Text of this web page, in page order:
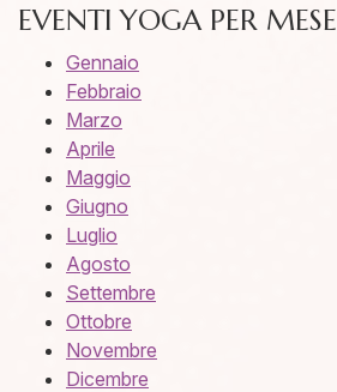
EVENTI YOGA PER MESE
Gennaio
Febbraio
Marzo
Aprile
Maggio
Giugno
Luglio
Agosto
Settembre
Ottobre
Novembre
Dicembre